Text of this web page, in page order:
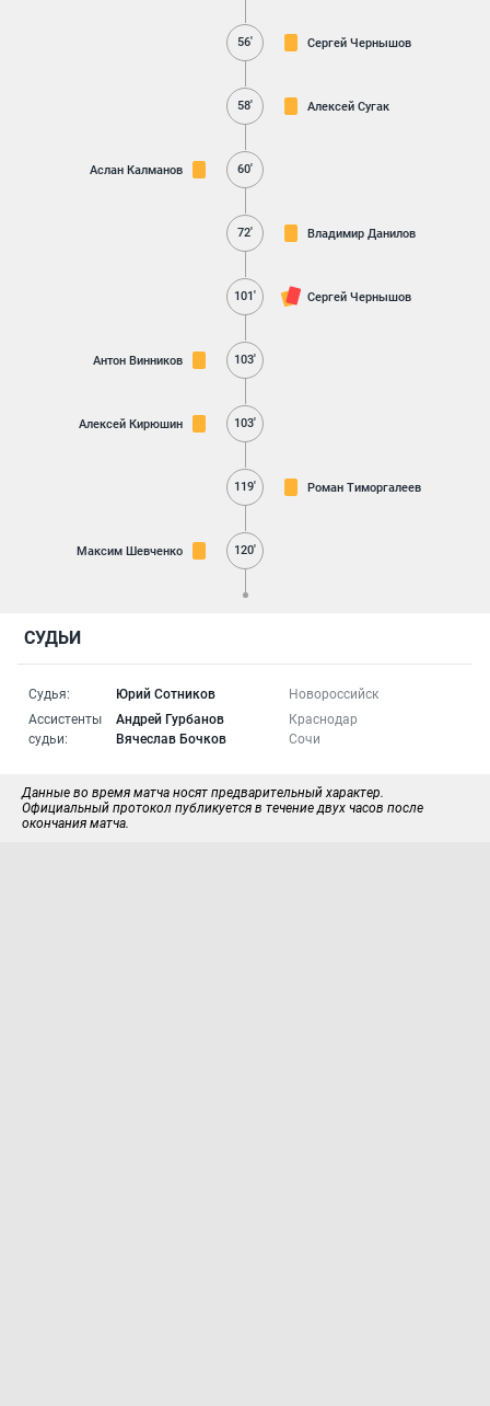
56' Сергей Чернышов
58' Алексей Сугак
Аслан Калманов 60'
72' Владимир Данилов
101' Сергей Чернышов
Антон Винников 103'
Алексей Кирюшин 103'
119' Роман Тиморгалеев
Максим Шевченко 120'
СУДЬИ
Судья: Юрий Сотников
Новороссийск
Ассистенты
судьи:
Андрей Гурбанов
Краснодар
Вячеслав Бочков
Сочи
Данные во время матча носят предварительный характер.
Официальный протокол публикуется в течение двух часов после
окончания матча.